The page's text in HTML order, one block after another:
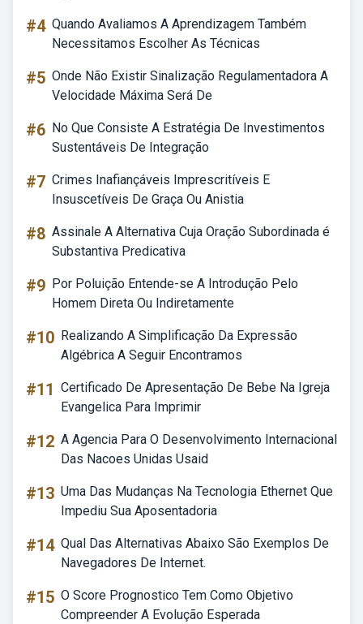
#4 Quando Avaliamos A Aprendizagem Também
Necessitamos Escolher As Técnicas
#5 Onde Não Existir Sinalização Regulamentadora A
Velocidade Máxima Será De
#6 No Que Consiste A Estratégia De Investimentos
Sustentáveis De Integração
#7 Crimes Inafiançáveis Imprescritíveis E
Insuscetíveis De Graça Ou Anistia
#8 Assinale A Alternativa Cuja Oração Subordinada é
Substantiva Predicativa
#9 Por Poluição Entende-se A Introdução Pelo
Homem Direta Ou Indiretamente
#10 Realizando A Simplificação Da Expressão
Algébrica A Seguir Encontramos
#11 Certificado De Apresentação De Bebe Na Igreja
Evangelica Para Imprimir
#12 A Agencia Para O Desenvolvimento Internacional
Das Nacoes Unidas Usaid
#13 Uma Das Mudanças Na Tecnologia Ethernet Que
Impediu Sua Aposentadoria
#14 Qual Das Alternativas Abaixo São Exemplos De
Navegadores De Internet.
#15 O Score Prognostico Tem Como Objetivo
Compreender A Evolução Esperada